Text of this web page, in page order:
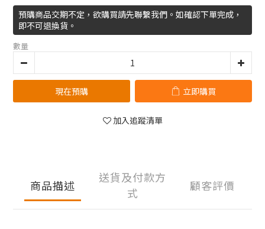
預購商品交期不定，欲購買請先聯繫我們。如確認下單完成，
即不可退換貨。
數量
現在預購 立即購買
加入追蹤清單
商品描述
送貨及付款方
式
顧客評價